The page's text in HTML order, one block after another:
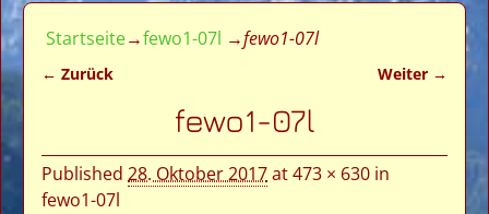
Startseite→fewo1-07l →fewo1-07l
← Zurück Weiter →
fewo1-07l
Published28. Oktober 2017at473 × 630 in
fewo1-07l